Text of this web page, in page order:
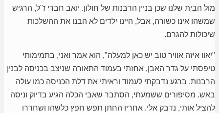
מול הבית שלנו שכן בניין הרבנות של חולון. יואב חברי ז"ל, הרגיש
שמשהו אינו כשורה, אבל, היינו ילדים לא הבנו את ההשלכות
שיכולות להגרם.
"יאוו איזה אוויר טוב יש כאן למעלה", הוא אמר ואני, בתמימותי
טיפסתי על גדר האבן, אחזתי בעמוד התאורה שניצב בכניסה לבנין
הרבנות. ברגע נדבקתי לעמוד וראיתי את דלת הכניסה כמו עולה
באש. מסיפורים ששמעתי, הסתבר שאבי הכלה הגיע בדיוק וניסה
להציל אותי, נדבק אלי. אחריו החתן תפש חפץ כלשהו ושחררו